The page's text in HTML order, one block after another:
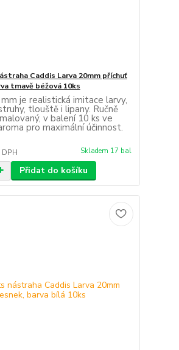
Caddis Larva 20mm příchuť
tmavě béžová 10ks
je realistická imitace larvy,
tlouště i lipany. Ručně
v balení 10 ks ve
pro maximální účinnost.
Skladem 17 bal
Přidat do košíku